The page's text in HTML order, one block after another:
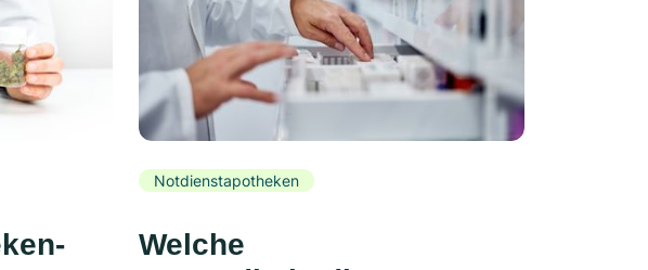
Notdienstapotheken
Welche